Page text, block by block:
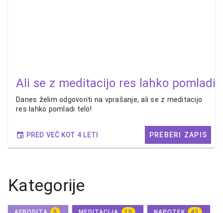
Ali se z meditacijo res lahko pomladi
Danes želim odgovoriti na vprašanje, ali se z meditacijo
res lahko pomladi telo!
PRED VEČ KOT 4 LETI PREBERI ZAPIS
Kategorije